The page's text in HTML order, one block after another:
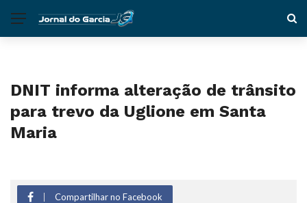
DNIT informa alteração de trânsito
para trevo da Uglione em Santa
Maria
Compartilhar no Facebook